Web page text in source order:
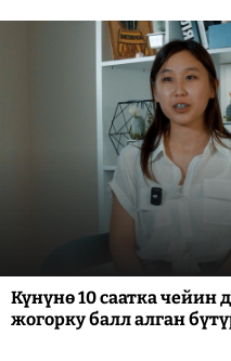
Күнүнө 10 саатка
жогорку балл алган